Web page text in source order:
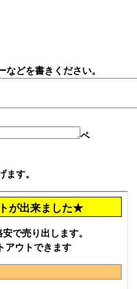
どを書きください。
ペ
ます。